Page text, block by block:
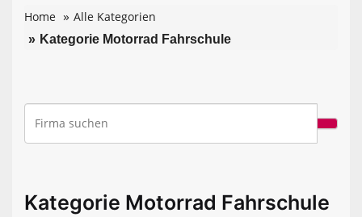
Home Alle Kategorien
Kategorie Motorrad Fahrschule
Kategorie Motorrad Fahrschule